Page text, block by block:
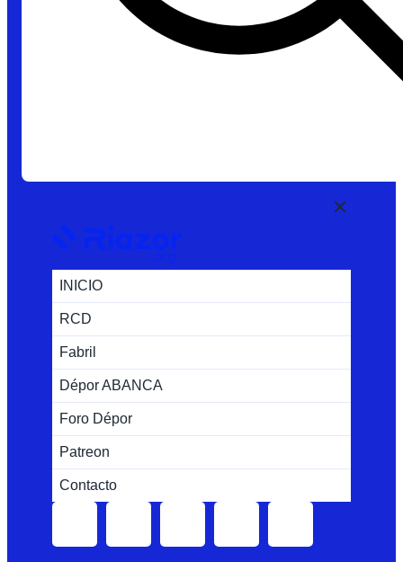
INICIO
RCD
Fabril
Dépor ABANCA
Foro Dépor
Patreon
Contacto